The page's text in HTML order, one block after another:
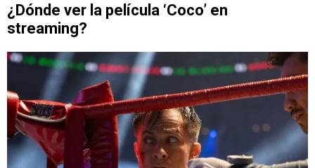
¿Dónde ver la película ‘Coco’ en
streaming?